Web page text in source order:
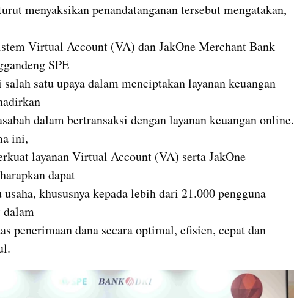
menyaksikan penandatanganan tersebut mengatakan,
Virtual Account (VA) dan JakOne Merchant Bank
SPE
satu upaya dalam menciptakan layanan keuangan
dalam bertransaksi dengan layanan keuangan online.
ini,
layanan Virtual Account (VA) serta JakOne
dapat
khususnya kepada lebih dari 21.000 pengguna
dalam
penerimaan dana secara optimal, efisien, cepat dan